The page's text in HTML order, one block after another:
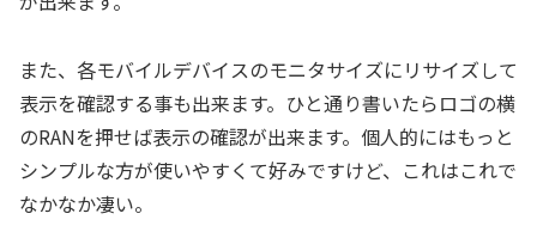
また、各モバイルデバイスのモニタサイズにリサイズして
表示を確認する事も出来ます。ひと通り書いたらロゴの横
のRANを押せば表示の確認が出来ます。個人的にはもっと
シンプルな方が使いやすくて好みですけど、これはこれで
なかなか凄い。